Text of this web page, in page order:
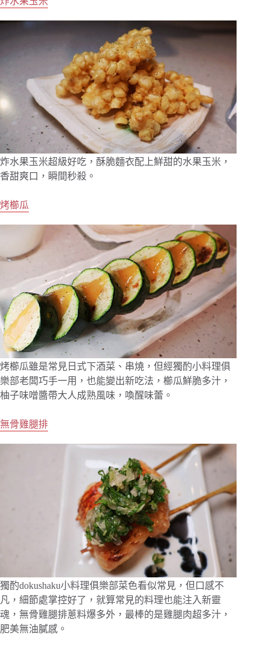
炸水果玉米超級好吃，酥脆麵衣配上鮮甜的水果玉米，
香甜爽口，瞬間秒殺。
烤櫛瓜
烤櫛瓜雖是常見日式下酒菜、串燒，但經獨酌小料理俱
樂部老闆巧手一用，也能變出新吃法，櫛瓜鮮脆多汁，
柚子味噌醬帶大人成熟風味，喚醒味蕾。
無骨雞腿排
獨酌dokushaku小料理俱樂部菜色看似常見，但口感不
凡，細節處掌控好了，就算常見的料理也能注入新靈
魂，無骨雞腿排蔥料爆多外，最棒的是雞腿肉超多汁，
肥美無油膩感。